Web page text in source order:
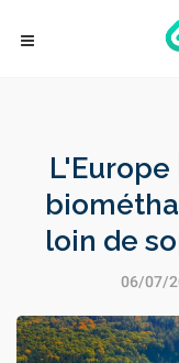
loin de
06/07/